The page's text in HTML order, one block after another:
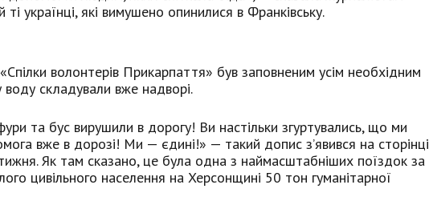
українці, які вимушено опинилися в Франківську.
волонтерів Прикарпаття» був заповненим усім необхідним
складували вже надворі.
та бус вирушили в дорогу! Ви настільки згуртувались, що ми
вже в дорозі! Ми — єдині!» — такий допис з’явився на сторінці
Як там сказано, це була одна з наймасштабніших поїздок за
цивільного населення на Херсонщині 50 тон гуманітарної